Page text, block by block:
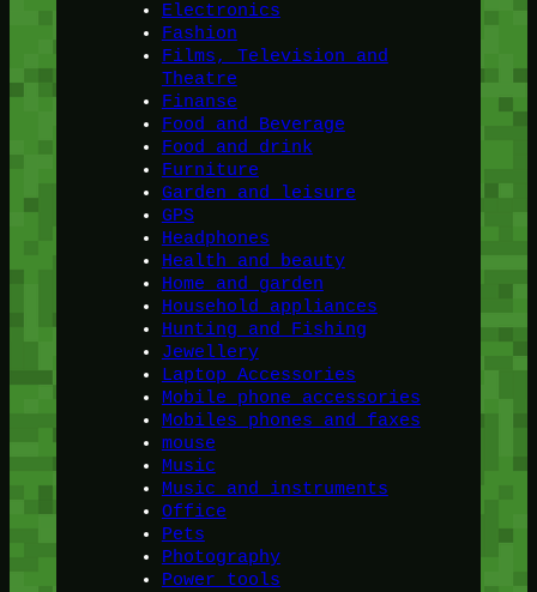
Electronics
Fashion
Films, Television and
Theatre
Finanse
Food and Beverage
Food and drink
Furniture
Garden and leisure
GPS
Headphones
Health and beauty
Home and garden
Household appliances
Hunting and Fishing
Jewellery
Laptop Accessories
Mobile phone accessories
Mobiles phones and faxes
mouse
Music
Music and instruments
Office
Pets
Photography
Power tools